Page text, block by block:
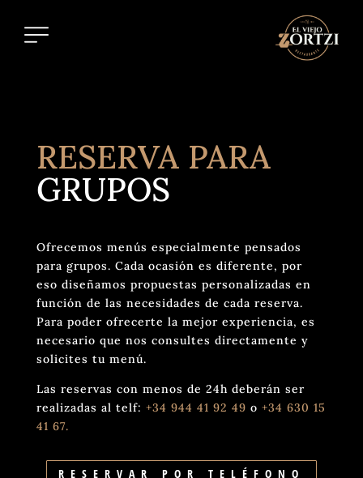
RESERVA PARA
GRUPOS
Ofrecemos menús especialmente pensados
para grupos. Cada ocasión es diferente, por
eso diseñamos propuestas personalizadas en
función de las necesidades de cada reserva.
Para poder ofrecerte la mejor experiencia, es
necesario que nos consultes directamente y
solicites tu menú.
Las reservas con menos de 24h deberán ser
realizadas al telf: +34 944 41 92 49 o +34 630 15
41 67.
RESERVAR POR TELÉFONO